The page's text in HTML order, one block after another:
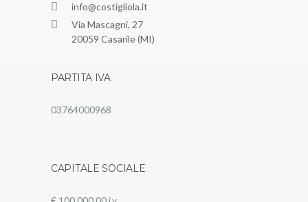
info@costigliola.it
Via Mascagni, 27
20059 Casarile (MI)
PARTITA IVA
03764000968
CAPITALE SOCIALE